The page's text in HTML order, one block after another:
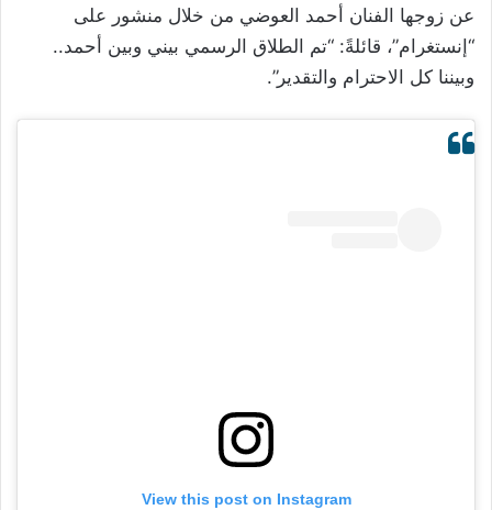
عن زوجها الفنان أحمد العوضي من خلال منشور على
“إنستغرام”، قائلةً: “تم الطلاق الرسمي بيني وبين أحمد..
وبيننا كل الاحترام والتقدير”.
View this post on Instagram